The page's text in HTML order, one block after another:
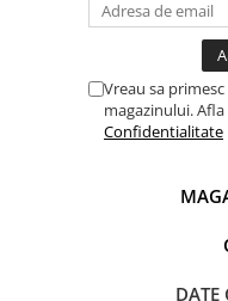
Vreau sa
magazinului.
Confidentialitate
DATE